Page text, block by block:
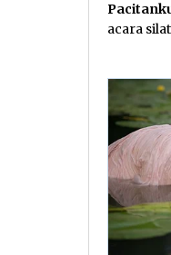
acara